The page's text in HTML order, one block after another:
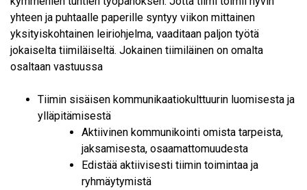
yhteen ja puhtaalle paperille syntyy viikon mittainen
yksityiskohtainen leiriohjelma, vaaditaan paljon työtä
jokaiselta tiimiläiseltä. Jokainen tiimiläinen on omalta
osaltaan vastuussa
Tiimin sisäisen kommunikaatiokulttuurin luomisesta ja
ylläpitämisestä
Aktiivinen kommunikointi omista tarpeista,
jaksamisesta, osaamattomuudesta
Edistää aktiivisesti tiimin toimintaa ja
ryhmäytymistä